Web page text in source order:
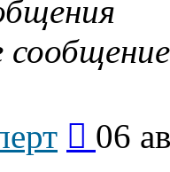
сообщение
последнему
06